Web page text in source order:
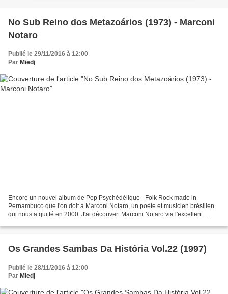
No Sub Reino dos Metazoários (1973) - Marconi
Notaro
Publié le 29/11/2016 à 12:00
Par Miedj
Encore un nouvel album de Pop Psychédélique - Folk Rock made in
Pernambuco que l'on doit à Marconi Notaro, un poète et musicien brésilien
qui nous a quitté en 2000. J'ai découvert Marconi Notaro via l'excellent
Os Grandes Sambas Da História Vol.22 (1997)
Publié le 28/11/2016 à 12:00
Par Miedj